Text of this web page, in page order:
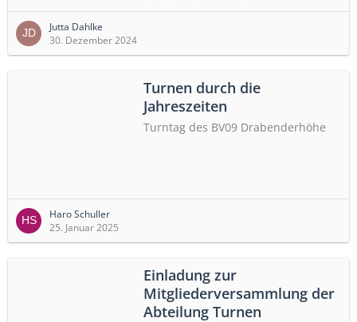
Jutta Dahlke
30. Dezember 2024
Turnen durch die
Jahreszeiten
Turntag des BV09 Drabenderhöhe
Haro Schuller
25. Januar 2025
Einladung zur
Mitgliederversammlung der
Abteilung Turnen